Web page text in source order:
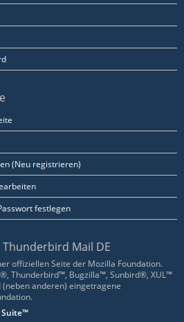
(Neu registrieren)
festlegen
Mail DE
offiziellen Seite der Mozilla Foundation.
Thunderbird™, Bugzilla™, Sunbird®, XUL™
anderen) eingetragene
Suite™